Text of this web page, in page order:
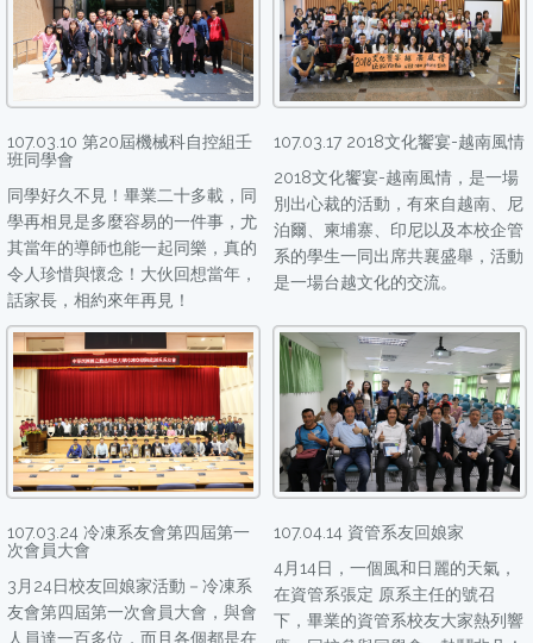
107.03.10 第20屆機械科自控組壬
班同學會
同學好久不見！畢業二十多載，同
學再相見是多麼容易的一件事，尤
其當年的導師也能一起同樂，真的
令人珍惜與懷念！大伙回想當年，
話家長，相約來年再見！
107.03.17 2018文化饗宴-越南風情
2018文化饗宴-越南風情，是一場
別出心裁的活動，有來自越南、尼
泊爾、柬埔寨、印尼以及本校企管
系的學生一同出席共襄盛舉，活動
是一場台越文化的交流。
107.03.24 冷凍系友會第四屆第一
次會員大會
3月24日校友回娘家活動－冷凍系
友會第四屆第一次會員大會，與會
人員達一百多位，而且各個都是在
107.04.14 資管系友回娘家
4月14日，一個風和日麗的天氣，
在資管系張定 原系主任的號召
下，畢業的資管系校友大家熱列響